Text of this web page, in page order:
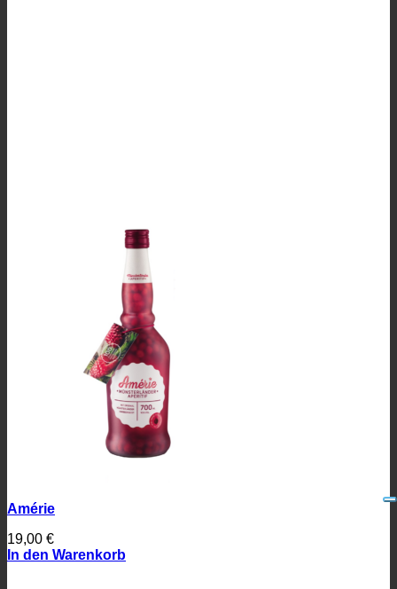
Amérie
19,00 €
In den Warenkorb